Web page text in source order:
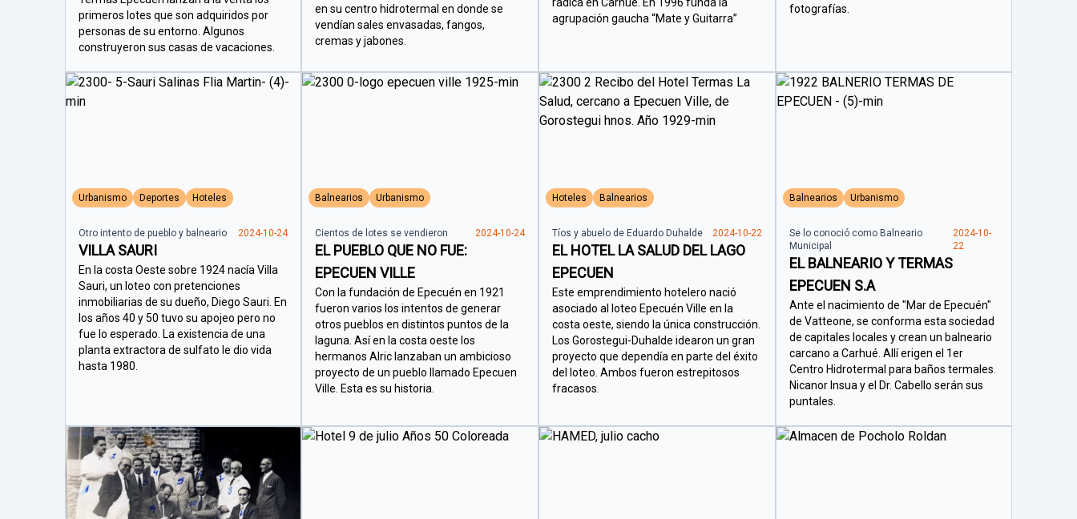
primeros lotes que son adquiridos por
personas de su entorno. Algunos
construyeron sus casas de vacaciones.
en su centro hidrotermal en donde se
vendían sales envasadas, fangos,
cremas y jabones.
agrupación gaucha “Mate y Guitarra”
fotografías.
Urbanismo Deportes Hoteles
Otro intento de pueblo y balneario 2024-10-24
VILLA SAURI
En la costa Oeste sobre 1924 nacía Villa
Sauri, un loteo con pretenciones
inmobiliarias de su dueño, Diego Sauri. En
los años 40 y 50 tuvo su apojeo pero no
fue lo esperado. La existencia de una
planta extractora de sulfato le dio vida
hasta 1980.
Balnearios Urbanismo
Cientos de lotes se vendieron 2024-10-24
EL PUEBLO QUE NO FUE:
EPECUEN VILLE
Con la fundación de Epecuén en 1921
fueron varios los intentos de generar
otros pueblos en distintos puntos de la
laguna. Así en la costa oeste los
hermanos Alric lanzaban un ambicioso
proyecto de un pueblo llamado Epecuen
Ville. Esta es su historia.
Hoteles Balnearios
Tíos y abuelo de Eduardo Duhalde 2024-10-22
EL HOTEL LA SALUD DEL LAGO
EPECUEN
Este emprendimiento hotelero nació
asociado al loteo Epecuén Ville en la
costa oeste, siendo la única construcción.
Los Gorostegui-Duhalde idearon un gran
proyecto que dependía en parte del éxito
del loteo. Ambos fueron estrepitosos
fracasos.
Balnearios Urbanismo
Se lo conoció como Balneario
Municipal
2024-10-
22
EL BALNEARIO Y TERMAS
EPECUEN S.A
Ante el nacimiento de "Mar de Epecuén"
de Vatteone, se conforma esta sociedad
de capitales locales y crean un balneario
carcano a Carhué. Allí erigen el 1er
Centro Hidrotermal para baños termales.
Nicanor Insua y el Dr. Cabello serán sus
puntales.